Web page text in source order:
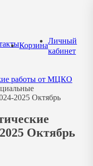
Корзина
Личный
кабинет
работы от МЦКО
2025 Октябрь
Октябрь